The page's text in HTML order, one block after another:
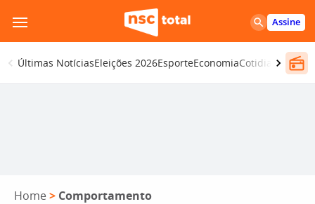
para
o
conteúdo
Assine
Últimas NotíciasEleições 2026EsporteEconomiaCotidiano
Home > Comportamento